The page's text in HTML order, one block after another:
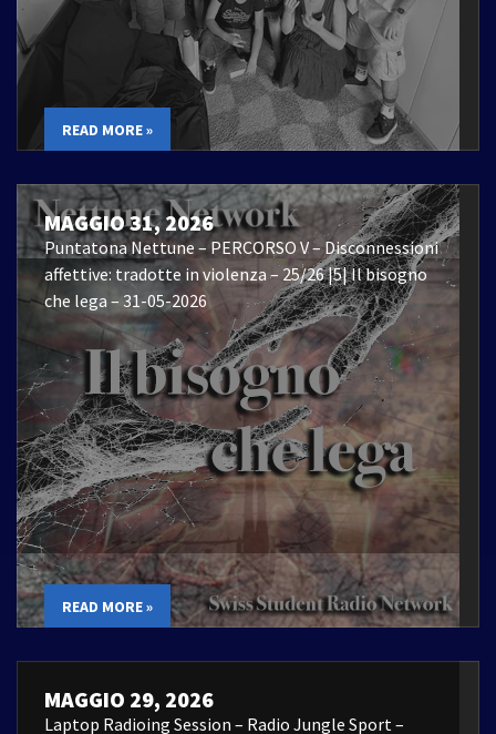
READ MORE »
MAGGIO 31, 2026
Puntatona Nettune – PERCORSO V – Disconnessioni
affettive: tradotte in violenza – 25/26 |5| Il bisogno
che lega – 31-05-2026
READ MORE »
MAGGIO 29, 2026
Laptop Radioing Session – Radio Jungle Sport –